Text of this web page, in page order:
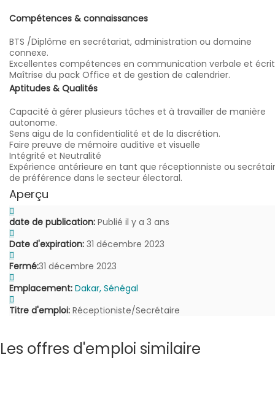
Compétences & connaissances
BTS /Diplôme en secrétariat, administration ou domaine
connexe.
Excellentes compétences en communication verbale et
Maîtrise du pack Office et de gestion de calendrier.
Aptitudes & Qualités
Capacité à gérer plusieurs tâches et à travailler de manière
autonome.
Sens aigu de la confidentialité et de la discrétion.
Faire preuve de mémoire auditive et visuelle
Intégrité et Neutralité
Expérience antérieure en tant que réceptionniste ou
de préférence dans le secteur électoral.
Aperçu
date de publication: Publié il y a 3 ans
Date d'expiration: 31 décembre 2023
Fermé:31 décembre 2023
Emplacement: Dakar, Sénégal
Titre d'emploi: Réceptioniste/Secrétaire
Les offres d'emploi similaire